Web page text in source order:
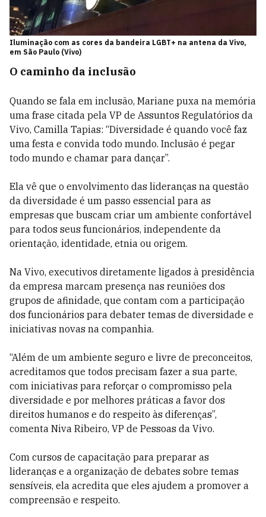
Iluminação com as cores da bandeira LGBT+ na antena da Vivo,
em São Paulo (Vivo)
O caminho da inclusão
Quando se fala em inclusão, Mariane puxa na memória
uma frase citada pela VP de Assuntos Regulatórios da
Vivo, Camilla Tapias: “Diversidade é quando você faz
uma festa e convida todo mundo. Inclusão é pegar
todo mundo e chamar para dançar”.
Ela vê que o envolvimento das lideranças na questão
da diversidade é um passo essencial para as
empresas que buscam criar um ambiente confortável
para todos seus funcionários, independente da
orientação, identidade, etnia ou origem.
Na Vivo, executivos diretamente ligados à presidência
da empresa marcam presença nas reuniões dos
grupos de afinidade, que contam com a participação
dos funcionários para debater temas de diversidade e
iniciativas novas na companhia.
“Além de um ambiente seguro e livre de preconceitos,
acreditamos que todos precisam fazer a sua parte,
com iniciativas para reforçar o compromisso pela
diversidade e por melhores práticas a favor dos
direitos humanos e do respeito às diferenças”,
comenta Niva Ribeiro, VP de Pessoas da Vivo.
Com cursos de capacitação para preparar as
lideranças e a organização de debates sobre temas
sensíveis, ela acredita que eles ajudem a promover a
compreensão e respeito.